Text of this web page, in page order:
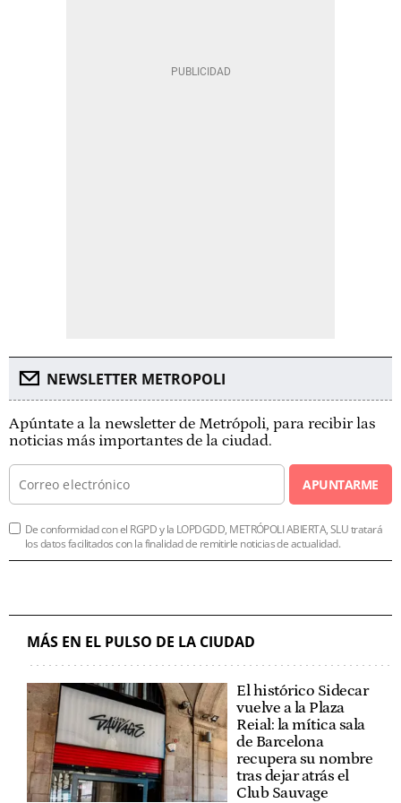
NEWSLETTER METROPOLI
Apúntate a la newsletter de Metrópoli, para recibir las
noticias más importantes de la ciudad.
APUNTARME
De conformidad con el RGPD y la LOPDGDD, METRÓPOLI ABIERTA, SLU tratará
los datos facilitados con la finalidad de remitirle noticias de actualidad.
MÁS EN EL PULSO DE LA CIUDAD
El histórico Sidecar
vuelve a la Plaza
Reial: la mítica sala
de Barcelona
recupera su nombre
tras dejar atrás el
Club Sauvage